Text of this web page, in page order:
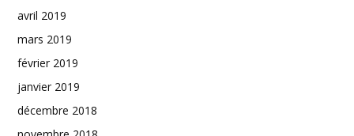
avril 2019
mars 2019
février 2019
janvier 2019
décembre 2018